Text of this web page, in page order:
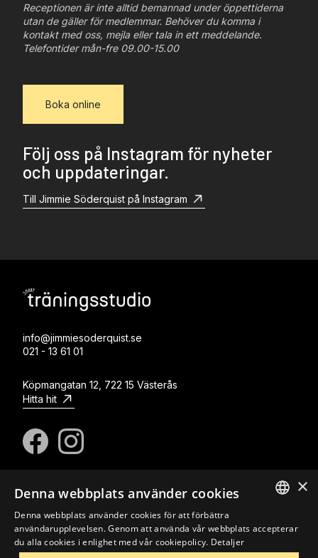
Receptionen är inte alltid bemannad under öppettiderna
utan de gäller för medlemmar. Behöver du komma i
kontakt med oss, mejla eller tala in ett meddelande.
Telefontider mån-fre 09.00-15.00
Boka online
Följ oss på Instagram för nyheter
och uppdateringar.
Till Jimmie Söderquist på Instagram
info@jimmiesoderquist.se
021 - 13 61 01
Köpmangatan 12, 722 15 Västerås
Hitta hit
© Copyright Jimmie Söderquist Massage & Träning
Design och webbproduktion avHabitat Reklambyrå
SWEDISH
×
Denna webbplats använder cookies
Denna webbplats använder cookies för att förbättra
användarupplevelsen. Genom att använda vår webbplats accepterar
du alla cookies i enlighet med vår cookiepolicy. Detaljer